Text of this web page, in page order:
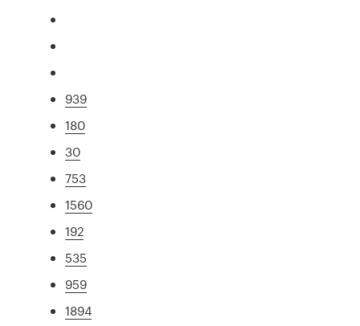
939
180
30
753
1560
192
535
959
1894